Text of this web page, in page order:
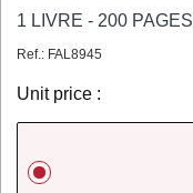
1 LIVRE - 200 PAGES
Ref.: FAL8945
Unit price :